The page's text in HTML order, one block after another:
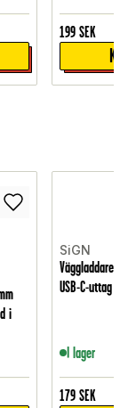
199 SEK
i
SiGN
Väggladdare
USB-C-uttag
I lager
179 SEK